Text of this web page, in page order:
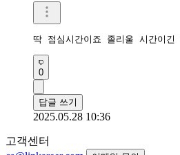
딱 점심시간이죠 졸리울 시간이
0
답글 쓰기
2025.05.28 10:36
고객센터